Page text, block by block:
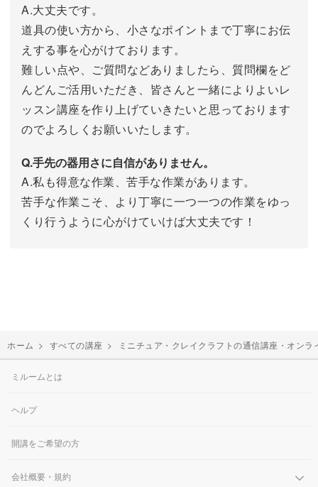
A.大丈夫です。
道具の使い方から、小さなポイントまで丁寧にお伝
えする事を心がけております。
難しい点や、ご質問などありましたら、質問欄をど
んどんご活用いただき、皆さんと一緒によりよいレ
ッスン講座を作り上げていきたいと思っております
のでよろしくお願いいたします。
Q.手先の器用さに自信がありません。
A.私も得意な作業、苦手な作業があります。
苦手な作業こそ、より丁寧に一つ一つの作業をゆっ
くり行うように心がけていけば大丈夫です！
ホーム > すべての講座 > ミニチュア・クレイクラフトの通信講座・オンラ
ミルームとは
ヘルプ
開講をご希望の方
会社概要・規約